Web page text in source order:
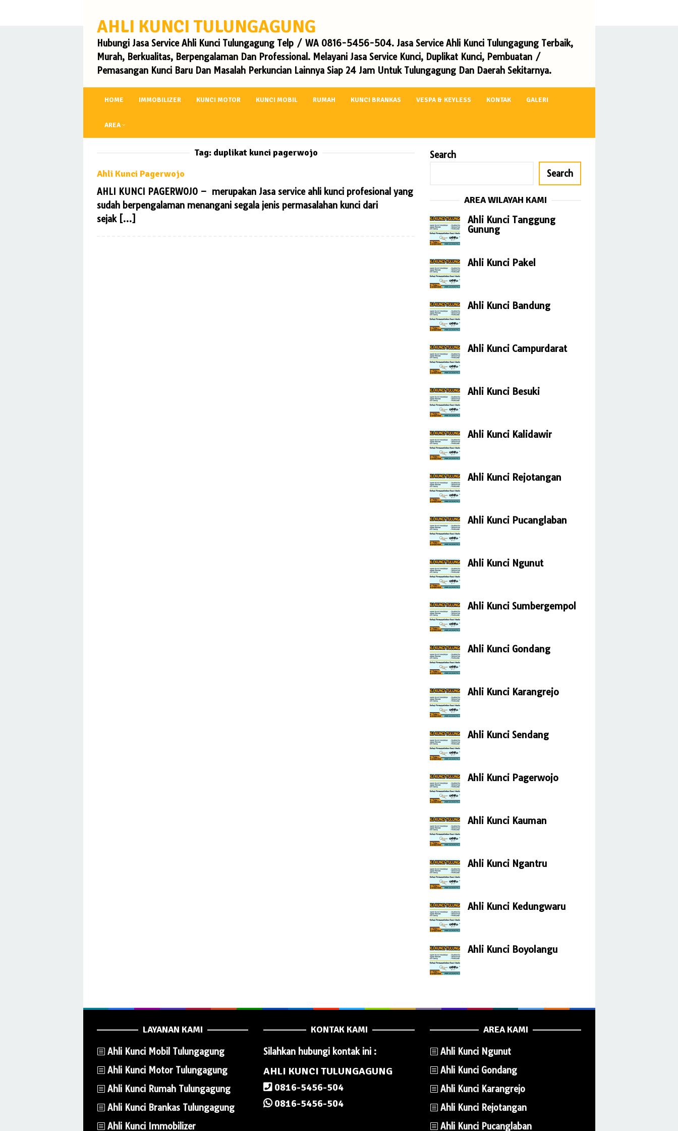
content
AHLI KUNCI TULUNGAGUNG
Hubungi Jasa Service Ahli Kunci Tulungagung Telp / WA 0816-5456-504. Jasa Service Ahli Kunci Tulungagung Terbaik,
Murah, Berkualitas, Berpengalaman Dan Professional. Melayani Jasa Service Kunci, Duplikat Kunci, Pembuatan /
Pemasangan Kunci Baru Dan Masalah Perkuncian Lainnya Siap 24 Jam Untuk Tulungagung Dan Daerah Sekitarnya.
HOME IMMOBILIZER KUNCI MOTOR KUNCI MOBIL RUMAH KUNCI BRANKAS VESPA & KEYLESS KONTAK GALERI
AREA
Tag: duplikat kunci pagerwojo
Ahli Kunci Pagerwojo
AHLI KUNCI PAGERWOJO – merupakan Jasa service ahli kunci profesional yang
sudah berpengalaman menangani segala jenis permasalahan kunci dari
sejak […]
Search
Search
AREA WILAYAH KAMI
Ahli Kunci Tanggung
Gunung
Ahli Kunci Pakel
Ahli Kunci Bandung
Ahli Kunci Campurdarat
Ahli Kunci Besuki
Ahli Kunci Kalidawir
Ahli Kunci Rejotangan
Ahli Kunci Pucanglaban
Ahli Kunci Ngunut
Ahli Kunci Sumbergempol
Ahli Kunci Gondang
Ahli Kunci Karangrejo
Ahli Kunci Sendang
Ahli Kunci Pagerwojo
Ahli Kunci Kauman
Ahli Kunci Ngantru
Ahli Kunci Kedungwaru
Ahli Kunci Boyolangu
LAYANAN KAMI
Ahli Kunci Mobil Tulungagung
Ahli Kunci Motor Tulungagung
Ahli Kunci Rumah Tulungagung
Ahli Kunci Brankas Tulungagung
Ahli Kunci Immobilizer
KONTAK KAMI
Silahkan hubungi kontak ini :
AHLI KUNCI TULUNGAGUNG
0816-5456-504
0816-5456-504
AREA KAMI
Ahli Kunci Ngunut
Ahli Kunci Gondang
Ahli Kunci Karangrejo
Ahli Kunci Rejotangan
Ahli Kunci Pucanglaban